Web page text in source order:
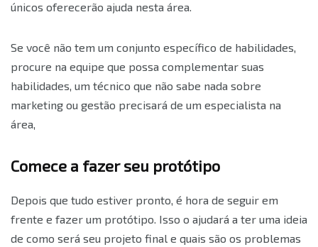
únicos oferecerão ajuda nesta área.
Se você não tem um conjunto específico de habilidades,
procure na equipe que possa complementar suas
habilidades, um técnico que não sabe nada sobre
marketing ou gestão precisará de um especialista na
área,
Comece a fazer seu protótipo
Depois que tudo estiver pronto, é hora de seguir em
frente e fazer um protótipo. Isso o ajudará a ter uma ideia
de como será seu projeto final e quais são os problemas